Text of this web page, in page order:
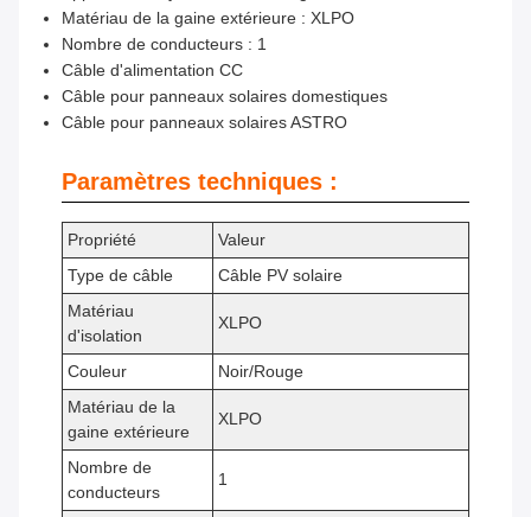
Matériau de la gaine extérieure : XLPO
Nombre de conducteurs : 1
Câble d'alimentation CC
Câble pour panneaux solaires domestiques
Câble pour panneaux solaires ASTRO
Paramètres techniques :
Propriété
Valeur
Type de câble
Câble PV solaire
Matériau
d'isolation
XLPO
Couleur
Noir/Rouge
Matériau de la
gaine extérieure
XLPO
Nombre de
conducteurs
1